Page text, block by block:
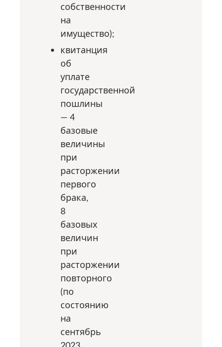
собственности
на
имущество);
квитанция
об
уплате
государственной
пошлины
— 4
базовые
величины
при
расторжении
первого
брака,
8
базовых
величин
при
расторжении
повторного
(по
состоянию
на
сентябрь